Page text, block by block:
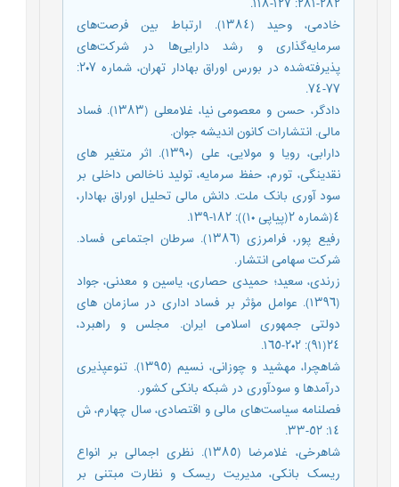
٢٨٢-٢٨١: ١٢٧-١١٨.
خادمی‌، وحید (١٣٨٤). ارتباط بین‌ فرصت‌های‌
سرمایه‌گذاری‌ و رشد دارایی‌ها در شرکت‌های‌
پذیرفته‌شده در بورس اوراق بهادار تهران، شماره ٢٠٧:
٧٧-٧٤.
دادگر، حسن‌ و معصومی‌ نیا، غلامعلی‌ (١٣٨٣). فساد
مالی‌. انتشارات کانون اندیشه‌ جوان.
دارابی‌، رویا و مولایی‌، علی‌ (١٣٩٠). اثر متغیر های‌
نقدینگی‌، تورم، حفظ‌ سرمایه‌، تولید ناخالص‌ داخلی‌ بر
سود آوری‌ بانک‌ ملت‌. دانش‌ مالی‌ تحلیل‌ اوراق بهادار،
٤(شماره ٢(پیاپی‌ ١٠)): ١٨٢-١٣٩.
رفیع‌ پور، فرامرزی‌ (١٣٨٦). سرطان اجتماعی‌ فساد.
شرکت‌ سهامی‌ انتشار.
زرندی‌، سعید؛ حمیدی‌ حصاری‌، یاسین‌ و معدنی‌، جواد
(١٣٩٦). عوامل‌ مؤثر بر فساد اداری‌ در سازمان های‌
دولتی‌ جمهوری‌ اسلامی‌ ایران. مجلس‌ و راهبرد،
٢٤(٩١): ٢٠٢-١٦٥.
شاهچرا، مهشید و چوزانی‌، نسیم‌ (١٣٩٥). تنوعپذیری‌
درآمدها و سودآوری‌ در شبکه‌ بانکی‌ کشور.
فصلنامه‌ سیاست‌های‌ مالی‌ و اقتصادی‌، سال چهارم، ش
١٤: ٥٢-٣٣.
شاهرخی‌، غلامرضا (١٣٨٥). نظری‌ اجمالی‌ بر انواع
ریسک‌ بانکی‌، مدیریت‌ ریسک‌ و نظارت مبتنی‌ بر